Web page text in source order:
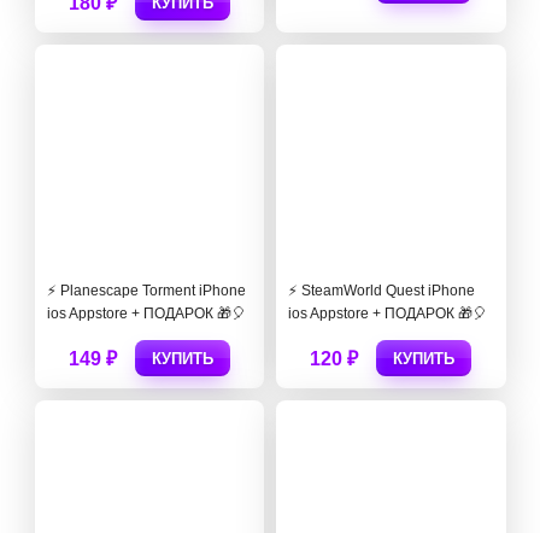
⚡ Planescape Torment iPhone
ios Appstore + ПОДАРОК 🎁🎈
149 ₽ КУПИТЬ
⚡️ SteamWorld Quest iPhone
ios Appstore + ПОДАРОК 🎁🎈
120 ₽ КУПИТЬ